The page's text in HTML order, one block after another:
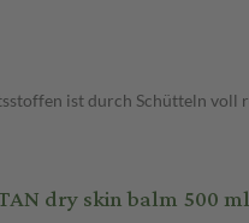
ist durch Schütteln
dry skin balm 500